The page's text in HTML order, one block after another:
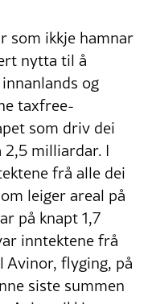
som ikkje hamnar
nytta til å
og
taxfree-
som driv dei
2,5 milliardar. I
frå alle dei
leiger areal på
på knapt 1,7
inntektene frå
Avinor, flyging, på
siste summen